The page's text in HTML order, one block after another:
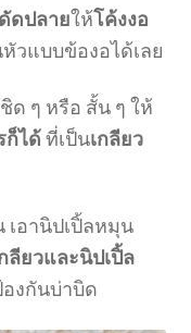
ดัดปลายให้โค้งงอ
วแบบข้องอได้เลย
ด ๆ หรือ สั้น ๆ ให้
ก็ได้ที่เป็นเกลียว
เอานิปเปิ้ลหมุน
ลียวและนิปเปิ้ล
งกันบ่าบิด